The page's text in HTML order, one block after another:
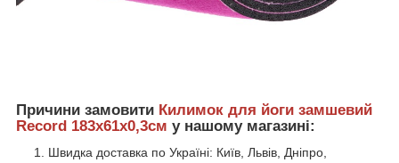
Причини замовити Килимок для йоги замшевий
Record 183x61x0,3см у нашому магазині:
Швидка доставка по Україні: Київ, Львів, Дніпро,